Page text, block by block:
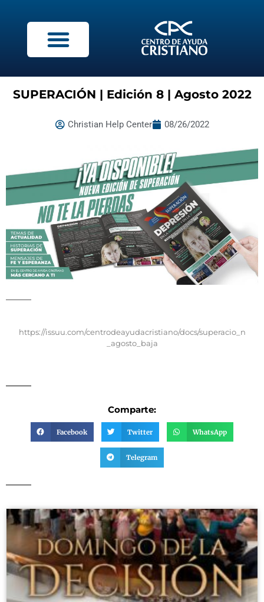
SUPERACIÓN | Edición 8 | Agosto 2022
Christian Help Center 08/26/2022
https://issuu.com/centrodeayudacristiano/docs/superacio_n
_agosto_baja
Comparte:
Facebook Twitter WhatsApp
Telegram